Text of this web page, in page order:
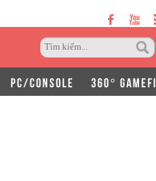
PC/CONSOLE 360° GAMEFI